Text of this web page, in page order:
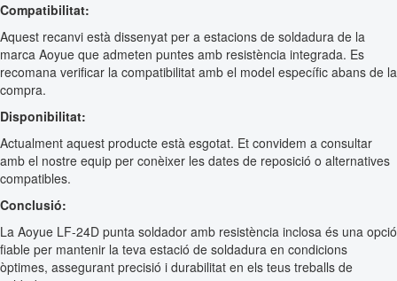
Compatibilitat:
Aquest recanvi està dissenyat per a estacions de soldadura de la
marca Aoyue que admeten puntes amb resistència integrada. Es
recomana verificar la compatibilitat amb el model específic abans de la
compra.
Disponibilitat:
Actualment aquest producte està esgotat. Et convidem a consultar
amb el nostre equip per conèixer les dates de reposició o alternatives
compatibles.
Conclusió:
La Aoyue LF-24D punta soldador amb resistència inclosa és una opció
fiable per mantenir la teva estació de soldadura en condicions
òptimes, assegurant precisió i durabilitat en els teus treballs de